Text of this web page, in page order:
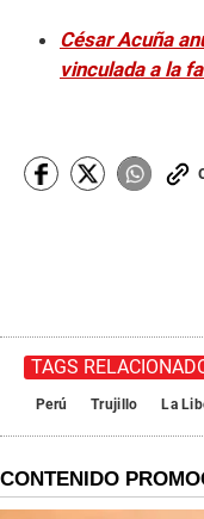
César Acuña
vinculada a la
TAGS
Perú Trujillo La